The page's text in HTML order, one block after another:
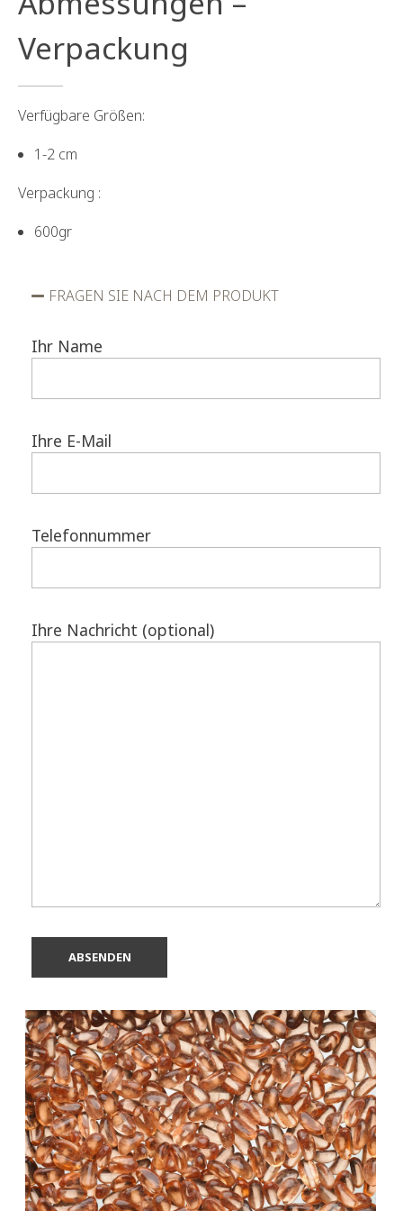
Verpackung
Verfügbare Größen:
1-2 cm
Verpackung :
600gr
FRAGEN SIE NACH DEM PRODUKT
Ihr Name
Ihre E-Mail
Telefonnummer
Ihre Nachricht (optional)